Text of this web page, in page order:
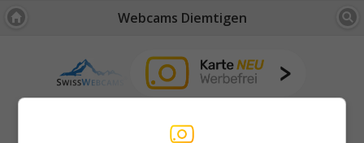
Webcams Diemtigen